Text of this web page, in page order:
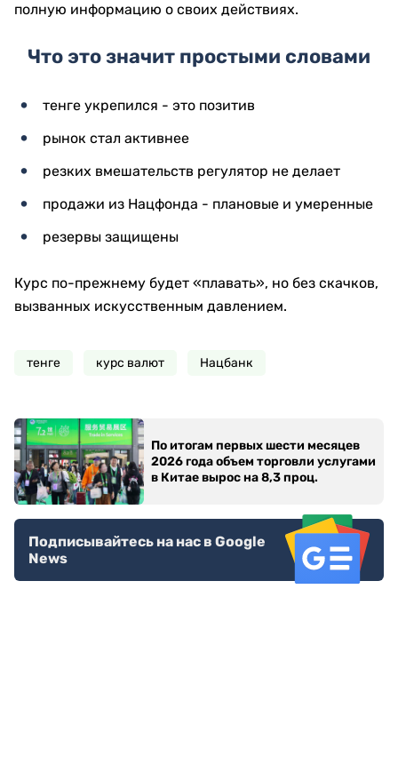
полную информацию о своих действиях.
Что это значит простыми словами
тенге укрепился - это позитив
рынок стал активнее
резких вмешательств регулятор не делает
продажи из Нацфонда - плановые и умеренные
резервы защищены
Курс по-прежнему будет «плавать», но без скачков,
вызванных искусственным давлением.
тенге курс валют Нацбанк
По итогам первых шести месяцев
2026 года объем торговли услугами
в Китае вырос на 8,3 проц.
Подписывайтесь на нас в Google
News